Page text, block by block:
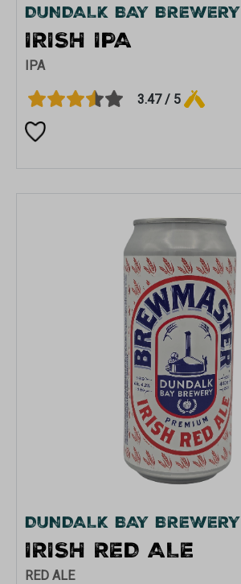
DUNDALK BAY BREWERY
IRISH IPA
IPA
3.47 / 5
DUNDALK BAY BREWERY
IRISH RED ALE
RED ALE